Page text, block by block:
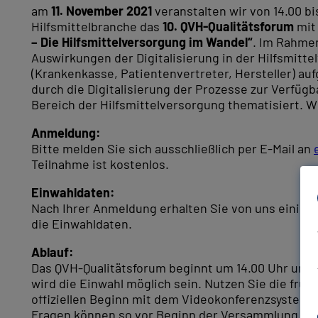
am 11. November 2021veranstalten wir von 14.00
Hilfsmittelbranche das 10. QVH-Qualitätsforum mit
– Die Hilfsmittelversorgung im Wandel“. Im
Auswirkungen der Digitalisierung in der
(Krankenkasse, Patientenvertreter, Hersteller)
durch die Digitalisierung der Prozesse zur
Bereich der Hilfsmittelversorgung thematisiert.
Anmeldung:
Bitte melden Sie sich ausschließlich per E-Mail an
Teilnahme ist kostenlos.
Einwahldaten:
Nach Ihrer Anmeldung erhalten Sie von uns
die Einwahldaten.
Ablauf:
Das QVH-Qualitätsforum beginnt um 14.00 Uhr
wird die Einwahl möglich sein. Nutzen Sie die
offiziellen Beginn mit dem Videokonferenzsystem
Fragen können so vor Beginn der Versammlung